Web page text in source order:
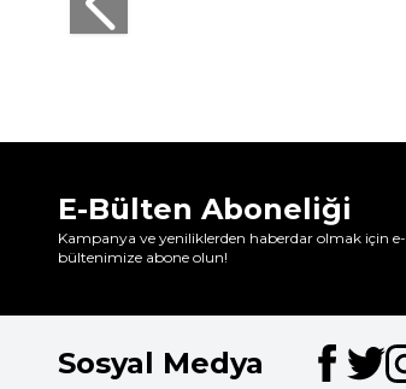
1.599,99
E-Bülten Aboneliği
Kampanya ve yeniliklerden haberdar olmak için e-
bültenimize abone olun!
Sosyal Medya